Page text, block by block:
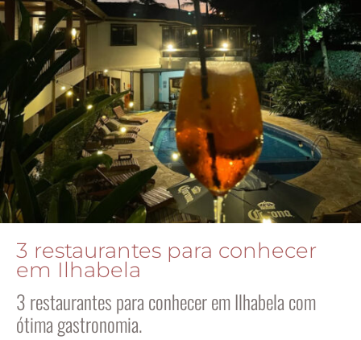
3 restaurantes para conhecer
em Ilhabela
3 restaurantes para conhecer em Ilhabela com
ótima gastronomia.